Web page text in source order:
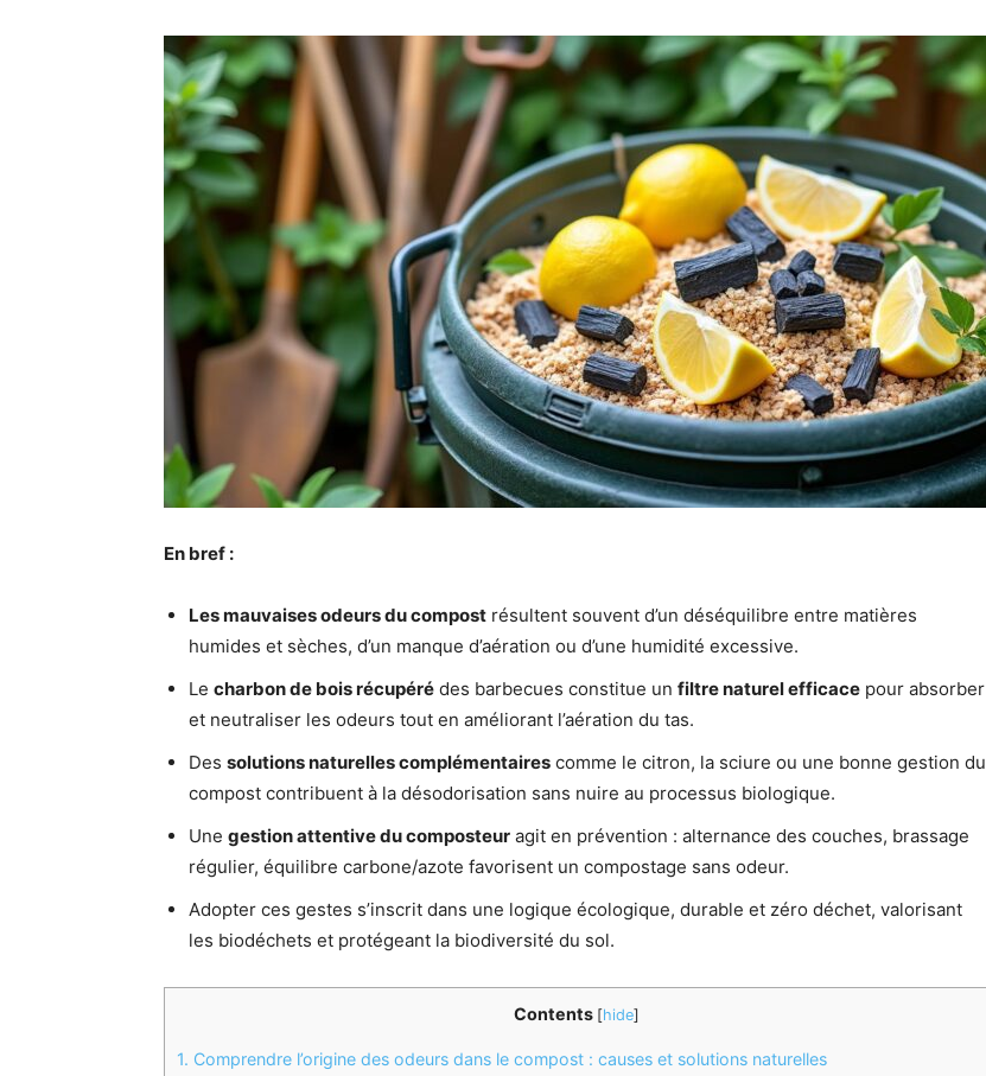
En bref :
Les mauvaises odeurs du compost résultent souvent d’un déséquilibre entre matières
humides et sèches, d’un manque d’aération ou d’une humidité excessive.
Le charbon de bois récupéré des barbecues constitue un filtre naturel efficace pour absorber
et neutraliser les odeurs tout en améliorant l’aération du tas.
Des solutions naturelles complémentaires comme le citron, la sciure ou une bonne gestion du
compost contribuent à la désodorisation sans nuire au processus biologique.
Une gestion attentive du composteur agit en prévention : alternance des couches, brassage
régulier, équilibre carbone/azote favorisent un compostage sans odeur.
Adopter ces gestes s’inscrit dans une logique écologique, durable et zéro déchet, valorisant
les biodéchets et protégeant la biodiversité du sol.
Contents [hide]
1. Comprendre l’origine des odeurs dans le compost : causes et solutions naturelles